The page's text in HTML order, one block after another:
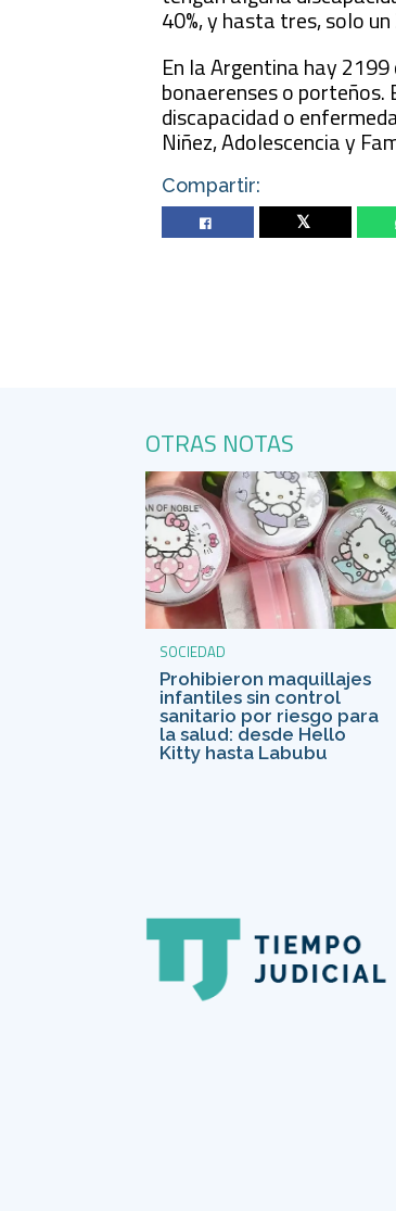
40%, y hasta tres, solo un
En la Argentina hay
bonaerenses o porteños.
discapacidad o
Niñez, Adolescencia y
Compartir:
Twitter
OTRAS NOTAS
SOCIEDAD
Prohibieron maquillajes
infantiles sin control
sanitario por riesgo para
la salud: desde Hello
Kitty hasta Labubu